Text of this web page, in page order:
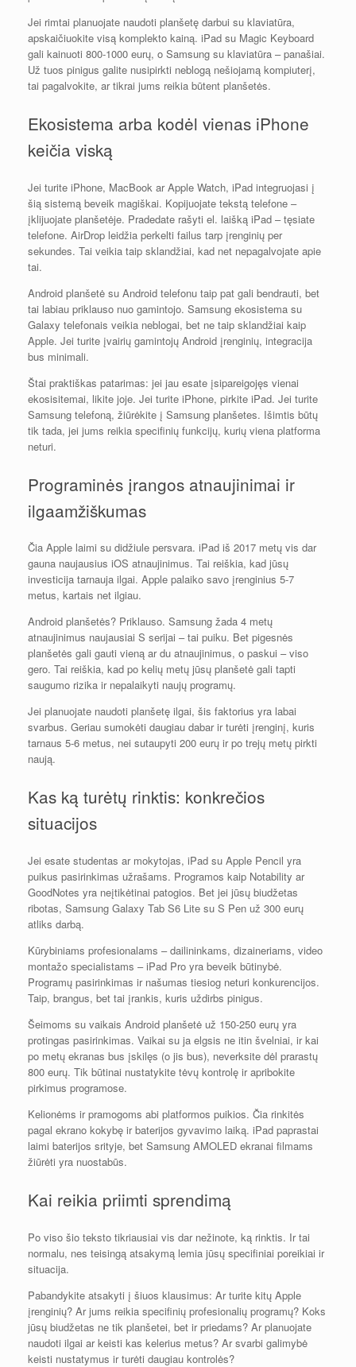
Jei rimtai planuojate naudoti planšetę darbui su klaviatūra,
apskaičiuokite visą komplekto kainą. iPad su Magic Keyboard
gali kainuoti 800-1000 eurų, o Samsung su klaviatūra – panašiai.
Už tuos pinigus galite nusipirkti neblogą nešiojamą kompiuterį,
tai pagalvokite, ar tikrai jums reikia būtent planšetės.
Ekosistema arba kodėl vienas iPhone
keičia viską
Jei turite iPhone, MacBook ar Apple Watch, iPad integruojasi į
šią sistemą beveik magiškai. Kopijuojate tekstą telefone –
įklijuojate planšetėje. Pradedate rašyti el. laišką iPad – tęsiate
telefone. AirDrop leidžia perkelti failus tarp įrenginių per
sekundes. Tai veikia taip sklandžiai, kad net nepagalvojate apie
tai.
Android planšetė su Android telefonu taip pat gali bendrauti, bet
tai labiau priklauso nuo gamintojo. Samsung ekosistema su
Galaxy telefonais veikia neblogai, bet ne taip sklandžiai kaip
Apple. Jei turite įvairių gamintojų Android įrenginių, integracija
bus minimali.
Štai praktiškas patarimas: jei jau esate įsipareigojęs vienai
ekosisitemai, likite joje. Jei turite iPhone, pirkite iPad. Jei turite
Samsung telefoną, žiūrėkite į Samsung planšetes. Išimtis būtų
tik tada, jei jums reikia specifinių funkcijų, kurių viena platforma
neturi.
Programinės įrangos atnaujinimai ir
ilgaamžiškumas
Čia Apple laimi su didžiule persvara. iPad iš 2017 metų vis dar
gauna naujausius iOS atnaujinimus. Tai reiškia, kad jūsų
investicija tarnauja ilgai. Apple palaiko savo įrenginius 5-7
metus, kartais net ilgiau.
Android planšetės? Priklauso. Samsung žada 4 metų
atnaujinimus naujausiai S serijai – tai puiku. Bet pigesnės
planšetės gali gauti vieną ar du atnaujinimus, o paskui – viso
gero. Tai reiškia, kad po kelių metų jūsų planšetė gali tapti
saugumo rizika ir nepalaikyti naujų programų.
Jei planuojate naudoti planšetę ilgai, šis faktorius yra labai
svarbus. Geriau sumokėti daugiau dabar ir turėti įrenginį, kuris
tarnaus 5-6 metus, nei sutaupyti 200 eurų ir po trejų metų pirkti
naują.
Kas ką turėtų rinktis: konkrečios
situacijos
Jei esate studentas ar mokytojas, iPad su Apple Pencil yra
puikus pasirinkimas užrašams. Programos kaip Notability ar
GoodNotes yra neįtikėtinai patogios. Bet jei jūsų biudžetas
ribotas, Samsung Galaxy Tab S6 Lite su S Pen už 300 eurų
atliks darbą.
Kūrybiniams profesionalams – dailininkams, dizaineriams, video
montažo specialistams – iPad Pro yra beveik būtinybė.
Programų pasirinkimas ir našumas tiesiog neturi konkurencijos.
Taip, brangus, bet tai įrankis, kuris uždirbs pinigus.
Šeimoms su vaikais Android planšetė už 150-250 eurų yra
protingas pasirinkimas. Vaikai su ja elgsis ne itin švelniai, ir kai
po metų ekranas bus įskilęs (o jis bus), neverksite dėl prarastų
800 eurų. Tik būtinai nustatykite tėvų kontrolę ir apribokite
pirkimus programose.
Kelionėms ir pramogoms abi platformos puikios. Čia rinkitės
pagal ekrano kokybę ir baterijos gyvavimo laiką. iPad paprastai
laimi baterijos srityje, bet Samsung AMOLED ekranai filmams
žiūrėti yra nuostabūs.
Kai reikia priimti sprendimą
Po viso šio teksto tikriausiai vis dar nežinote, ką rinktis. Ir tai
normalu, nes teisingą atsakymą lemia jūsų specifiniai poreikiai ir
situacija.
Pabandykite atsakyti į šiuos klausimus: Ar turite kitų Apple
įrenginių? Ar jums reikia specifinių profesionalių programų? Koks
jūsų biudžetas ne tik planšetei, bet ir priedams? Ar planuojate
naudoti ilgai ar keisti kas kelerius metus? Ar svarbi galimybė
keisti nustatymus ir turėti daugiau kontrolės?